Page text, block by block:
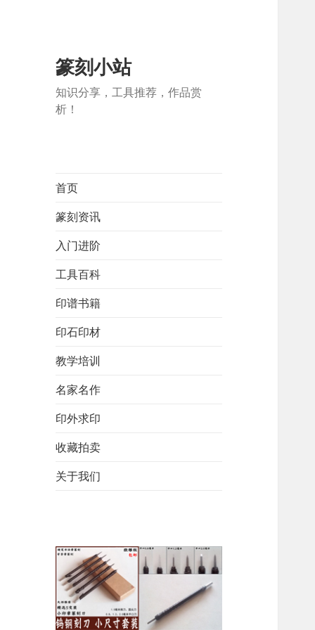
篆刻小站
知识分享，工具推荐，作品赏
析！
首页
篆刻资讯
入门进阶
工具百科
印谱书籍
印石印材
教学培训
名家名作
印外求印
收藏拍卖
关于我们